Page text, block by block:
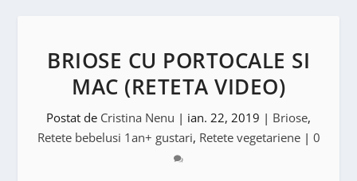
BRIOSE CU PORTOCALE SI
MAC (RETETA VIDEO)
Postat de Cristina Nenu | ian. 22, 2019 | Briose,
Retete bebelusi 1an+ gustari, Retete vegetariene| 0